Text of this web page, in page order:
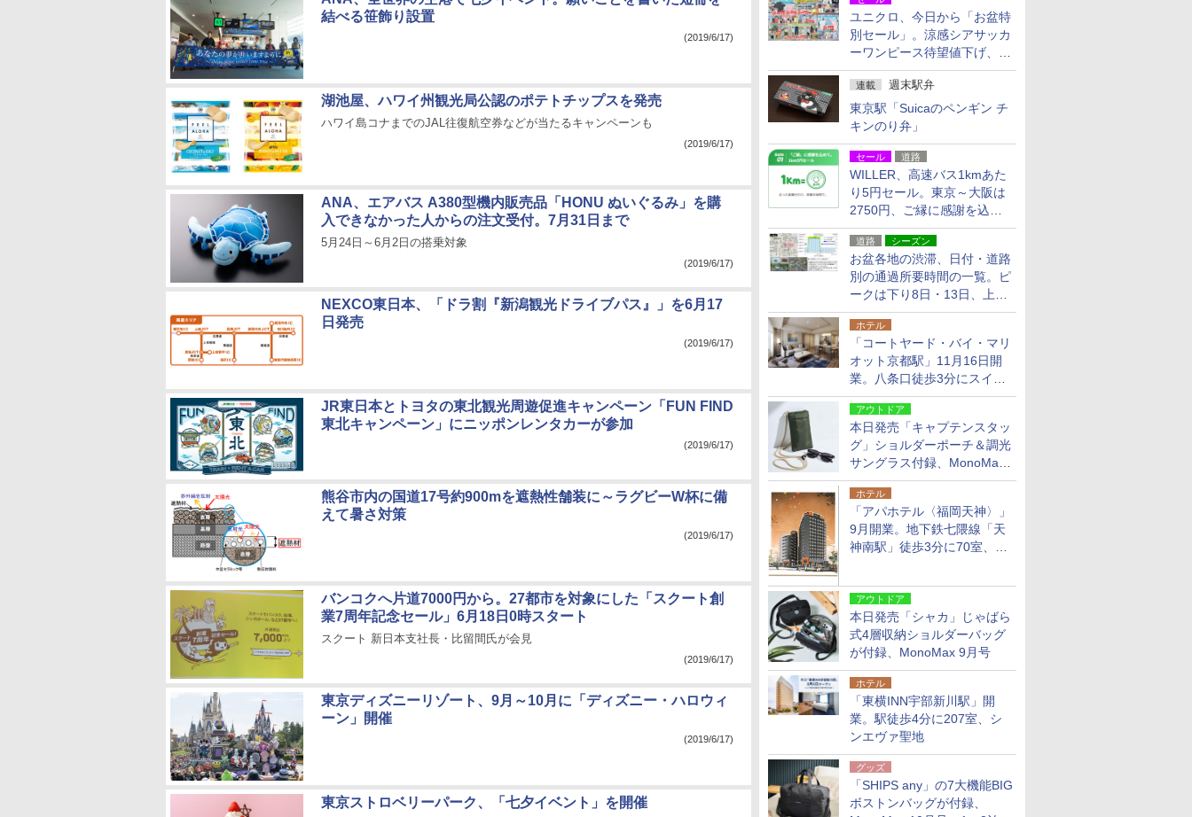
ユニクロ、今日から「お盆特
別セール」。涼感シアサッカ
ーワンピース待望値下げ、撥
水ギアショーツは1990円に
連載 週末駅弁
東京駅「Suicaのペンギン チ
キンのり弁」
セール 道路
WILLER、高速バス1kmあた
り5円セール。東京～大阪は
2750円、ご縁に感謝を込め
た20周年記念キャンペーン
道路 シーズン
お盆各地の渋滞、日付・道路
別の通過所要時間の一覧。ピ
ークは下り8日・13日、上り
14日・15日
ホテル
「コートヤード・バイ・マリ
オット京都駅」11月16日開
業。八条口徒歩3分にスイー
ト含む全270室、ダイニング
も併設
アウトドア
本日発売「キャプテンスタッ
グ」ショルダーポーチ＆調光
サングラス付録、MonoMax
9月号増刊
ホテル
「アパホテル〈福岡天神〉」
9月開業。地下鉄七隈線「天
神南駅」徒歩3分に70室、エ
アウトドア
本日発売「シャカ」じゃばら
式4層収納ショルダーバッグ
が付録、MonoMax 9月号
ホテル
「東横INN宇部新川駅」開
業。駅徒歩4分に207室、シ
ンエヴァ聖地
グッズ
「SHIPS any」の7大機能BIG
ボストンバッグが付録、
結べる笹飾り設置
(2019/6/17)
湖池屋、ハワイ州観光局公認のポテトチップスを発売
ハワイ島コナまでのJAL往復航空券などが当たるキャンペーンも
(2019/6/17)
ANA、エアバス A380型機内販売品「HONU ぬいぐるみ」を購
入できなかった人からの注文受付。7月31日まで
5月24日～6月2日の搭乗対象
(2019/6/17)
NEXCO東日本、「ドラ割『新潟観光ドライブパス』」を6月17
日発売
(2019/6/17)
JR東日本とトヨタの東北観光周遊促進キャンペーン「FUN FIND
東北キャンペーン」にニッポンレンタカーが参加
(2019/6/17)
熊谷市内の国道17号約900mを遮熱性舗装に～ラグビーW杯に備
えて暑さ対策
(2019/6/17)
バンコクへ片道7000円から。27都市を対象にした「スクート創
業7周年記念セール」6月18日0時スタート
スクート 新日本支社長・比留間氏が会見
(2019/6/17)
東京ディズニーリゾート、9月～10月に「ディズニー・ハロウィ
ーン」開催
(2019/6/17)
東京ストロベリーパーク、「七夕イベント」を開催